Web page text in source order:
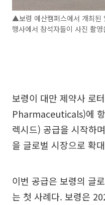
▲보령 예산캠퍼스에서 개최된
행사에서 참석자들이 사진 촬
보령이 대만 제약사 로
Pharmaceuticals)에 항
렉시드) 공급을 시작하
을 글로벌 시장으로 확
이번 공급은 보령의 글
는 첫 사례다. 보령은